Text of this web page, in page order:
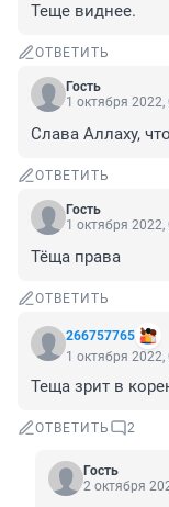
Теще виднее.
ОТВЕТИТЬ
Гость
1 октября 2022,
Слава Аллаху,
ОТВЕТИТЬ
Гость
1 октября 2022,
Тёща права
ОТВЕТИТЬ
266757765
1 октября 2022,
Теща зрит в
ОТВЕТИТЬ 2
Гость
2 октября